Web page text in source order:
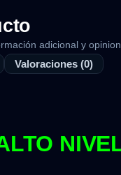
adicional y
Valoraciones (0)